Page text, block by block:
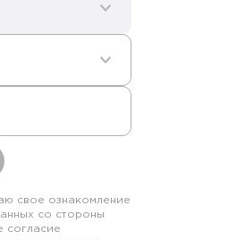
свое ознакомление
со стороны
согласие